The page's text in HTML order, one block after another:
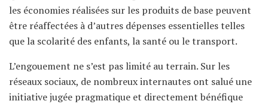
les économies réalisées sur les produits de base peuvent
être réaffectées à d’autres dépenses essentielles telles
que la scolarité des enfants, la santé ou le transport.
L’engouement ne s’est pas limité au terrain. Sur les
réseaux sociaux, de nombreux internautes ont salué une
initiative jugée pragmatique et directement bénéfique